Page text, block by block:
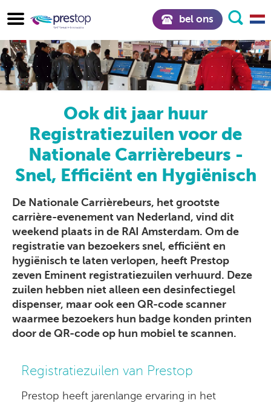
bel ons
Ook dit jaar huur
Registratiezuilen voor de
Nationale Carrièrebeurs -
Snel, Efficiënt en Hygiënisch
De Nationale Carrièrebeurs, het grootste
carrière-evenement van Nederland, vind dit
weekend plaats in de RAI Amsterdam. Om de
registratie van bezoekers snel, efficiënt en
hygiënisch te laten verlopen, heeft Prestop
zeven Eminent registratiezuilen verhuurd. Deze
zuilen hebben niet alleen een desinfectiegel
dispenser, maar ook een QR-code scanner
waarmee bezoekers hun badge konden printen
door de QR-code op hun mobiel te scannen.
Registratiezuilen van Prestop
Prestop heeft jarenlange ervaring in het